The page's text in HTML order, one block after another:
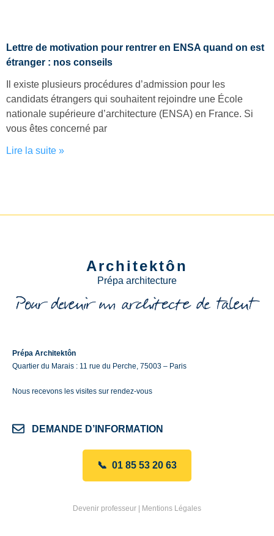
Lettre de motivation pour rentrer en ENSA quand on est
étranger : nos conseils
Il existe plusieurs procédures d’admission pour les
candidats étrangers qui souhaitent rejoindre une École
nationale supérieure d’architecture (ENSA) en France. Si
vous êtes concerné par
Lire la suite »
Architektôn
Prépa architecture
Prépa Architektôn
Quartier du Marais : 11 rue du Perche, 75003 – Paris
Nous recevons les visites sur rendez-vous
DEMANDE D’INFORMATION
📞 01 85 53 20 63
Devenir professeur | Mentions Légales